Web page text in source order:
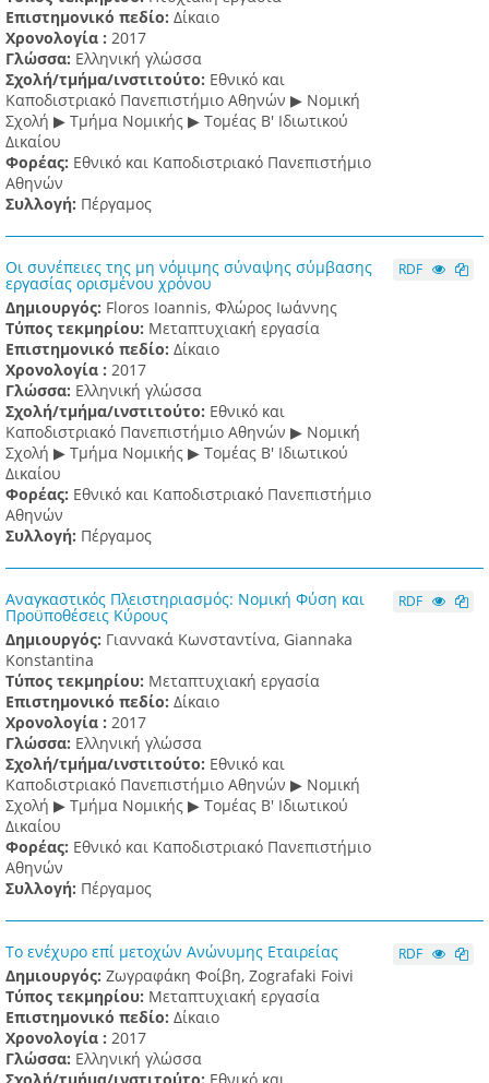
Επιστημονικό πεδίο: Δίκαιο
Χρονολογία : 2017
Γλώσσα: Ελληνική γλώσσα
Σχολή/τμήμα/ινστιτούτο: Εθνικό και
Καποδιστριακό Πανεπιστήμιο Αθηνών ▶ Νομική
Σχολή ▶ Τμήμα Νομικής ▶ Τομέας Β' Ιδιωτικού
Δικαίου
Φορέας: Εθνικό και Καποδιστριακό Πανεπιστήμιο
Αθηνών
Συλλογή: Πέργαμος
Οι συνέπειες της μη νόμιμης σύναψης σύμβασης
εργασίας ορισμένου χρόνου
Δημιουργός: Floros Ioannis, Φλώρος Ιωάννης
Τύπος τεκμηρίου: Μεταπτυχιακή εργασία
Επιστημονικό πεδίο: Δίκαιο
Χρονολογία : 2017
Γλώσσα: Ελληνική γλώσσα
Σχολή/τμήμα/ινστιτούτο: Εθνικό και
Καποδιστριακό Πανεπιστήμιο Αθηνών ▶ Νομική
Σχολή ▶ Τμήμα Νομικής ▶ Τομέας Β' Ιδιωτικού
Δικαίου
Φορέας: Εθνικό και Καποδιστριακό Πανεπιστήμιο
Αθηνών
Συλλογή: Πέργαμος
RDF
Αναγκαστικός Πλειστηριασμός: Νομική Φύση και
Προϋποθέσεις Κύρους
Δημιουργός: Γιαννακά Κωνσταντίνα, Giannaka
Konstantina
Τύπος τεκμηρίου: Μεταπτυχιακή εργασία
Επιστημονικό πεδίο: Δίκαιο
Χρονολογία : 2017
Γλώσσα: Ελληνική γλώσσα
Σχολή/τμήμα/ινστιτούτο: Εθνικό και
Καποδιστριακό Πανεπιστήμιο Αθηνών ▶ Νομική
Σχολή ▶ Τμήμα Νομικής ▶ Τομέας Β' Ιδιωτικού
Δικαίου
Φορέας: Εθνικό και Καποδιστριακό Πανεπιστήμιο
Αθηνών
Συλλογή: Πέργαμος
RDF
Το ενέχυρο επί μετοχών Ανώνυμης Εταιρείας
Δημιουργός: Ζωγραφάκη Φοίβη, Zografaki Foivi
Τύπος τεκμηρίου: Μεταπτυχιακή εργασία
Επιστημονικό πεδίο: Δίκαιο
Χρονολογία : 2017
Γλώσσα: Ελληνική γλώσσα
RDF